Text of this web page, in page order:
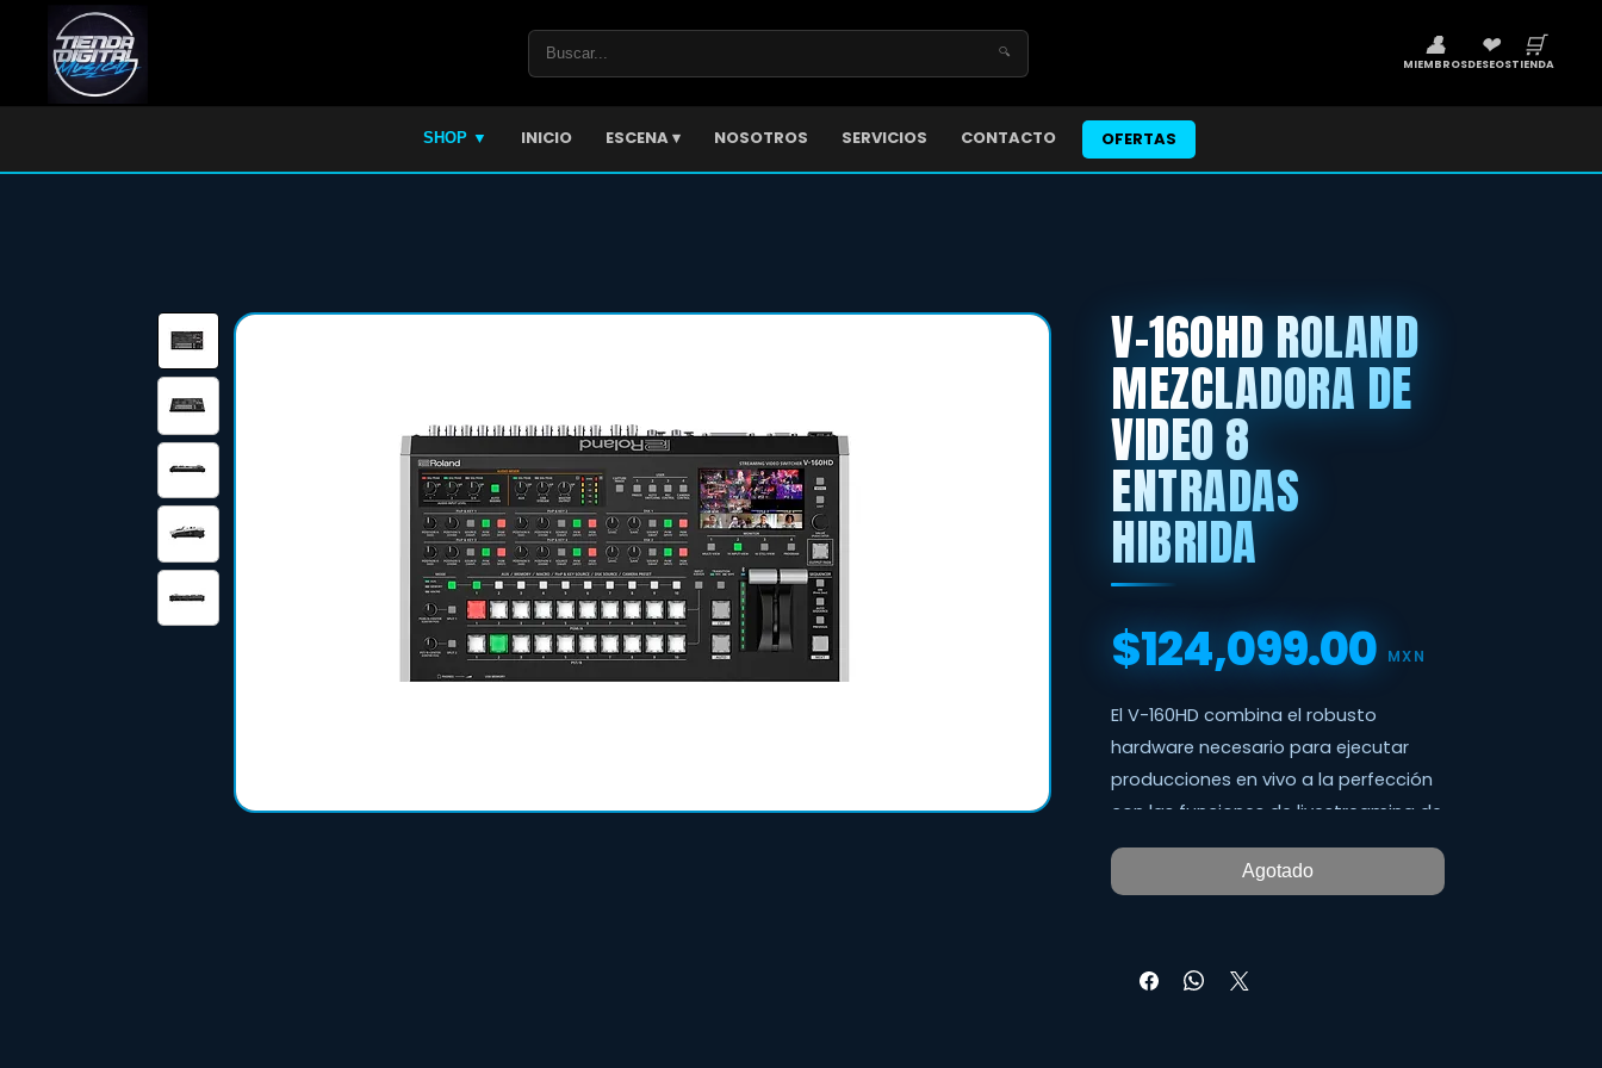
🔍 👤
MIEMBROS
❤
DESEOS
🛒
TIENDA
SHOP ▼ INICIO ESCENA ▾ NOSOTROS SERVICIOS CONTACTO OFERTAS
V-160HD ROLAND
MEZCLADORA DE
VIDEO 8
ENTRADAS
HIBRIDA
$124,099.00 MXN
El V-160HD combina el robusto
hardware necesario para ejecutar
producciones en vivo a la perfección
con las funciones de livestreaming de
los sistemas basados en ordenador.
basados en software funcionan bien
Agotado